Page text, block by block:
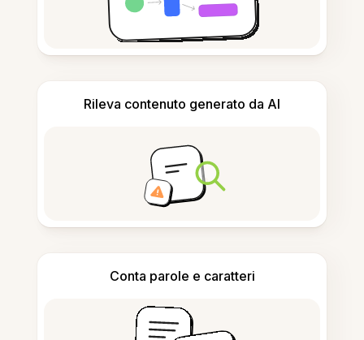
Rileva contenuto generato da AI
Conta parole e caratteri